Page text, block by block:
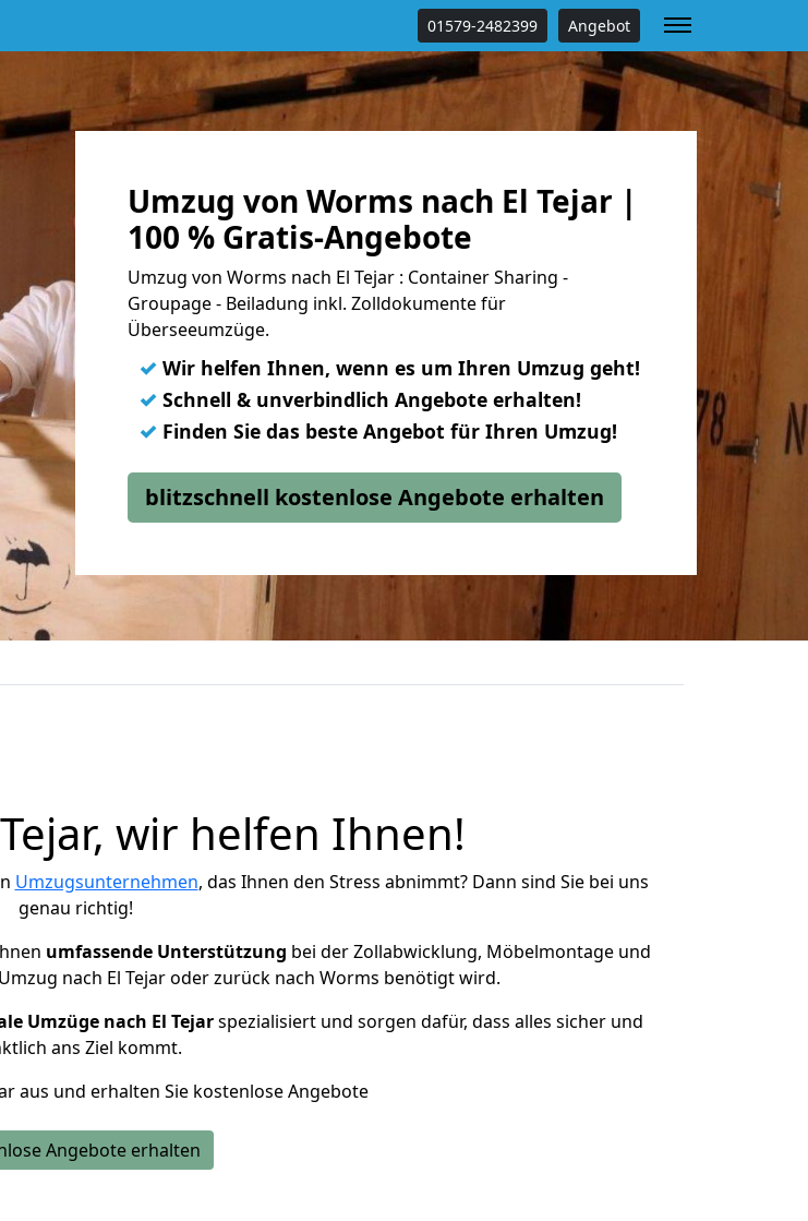
01579-2482399 Angebot
Umzug von Worms nach El Tejar |
100 % Gratis-Angebote
Umzug von Worms nach El Tejar : Container Sharing -
Groupage - Beiladung inkl. Zolldokumente für
Überseeumzüge.
✓ Wir helfen Ihnen, wenn es um Ihren Umzug geht!
✓ Schnell & unverbindlich Angebote erhalten!
✓ Finden Sie das beste Angebot für Ihren Umzug!
blitzschnell kostenlose Angebote erhalten
wir helfen Ihnen!
Umzugsunternehmen, das Ihnen den Stress abnimmt? Dann sind Sie bei uns
genau richtig!
umfassende Unterstützung bei der Zollabwicklung, Möbelmontage und
nach El Tejar oder zurück nach Worms benötigt wird.
Umzüge nach El Tejarspezialisiert und sorgen dafür, dass alles sicher und
ans Ziel kommt.
aus und erhalten Sie kostenlose Angebote
Angebote erhalten